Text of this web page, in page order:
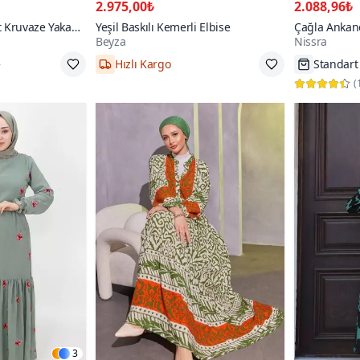
Kruvaze Yaka
2.975,00₺
Yeşil Baskılı Kemerli Elbise
Beyza
38,40,42/44,46/48,50
Hızlı Kargo
2.088,96₺
Çağla
Detaylı
NissraStandart
(
3